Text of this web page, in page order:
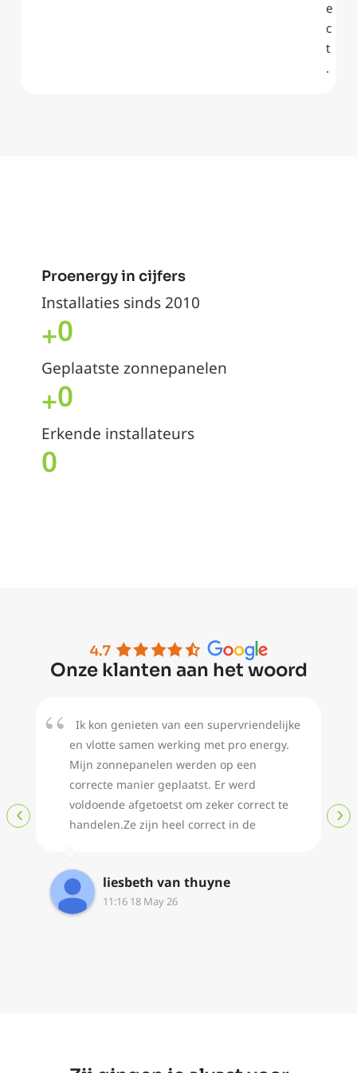
e
c
t
.
Proenergy in cijfers
Installaties sinds 2010
+0
Geplaatste zonnepanelen
+0
Erkende installateurs
0
Onze klanten aan het woord
Ik kon genieten van een supervriendelijke
en vlotte samen werking met pro energy.
Mijn zonnepanelen werden op een
correcte manier geplaatst. Er werd
voldoende afgetoetst om zeker correct te
handelen.Ze zijn heel correct in de
liesbeth van thuyne
11:16 18 May 26
‹ ›